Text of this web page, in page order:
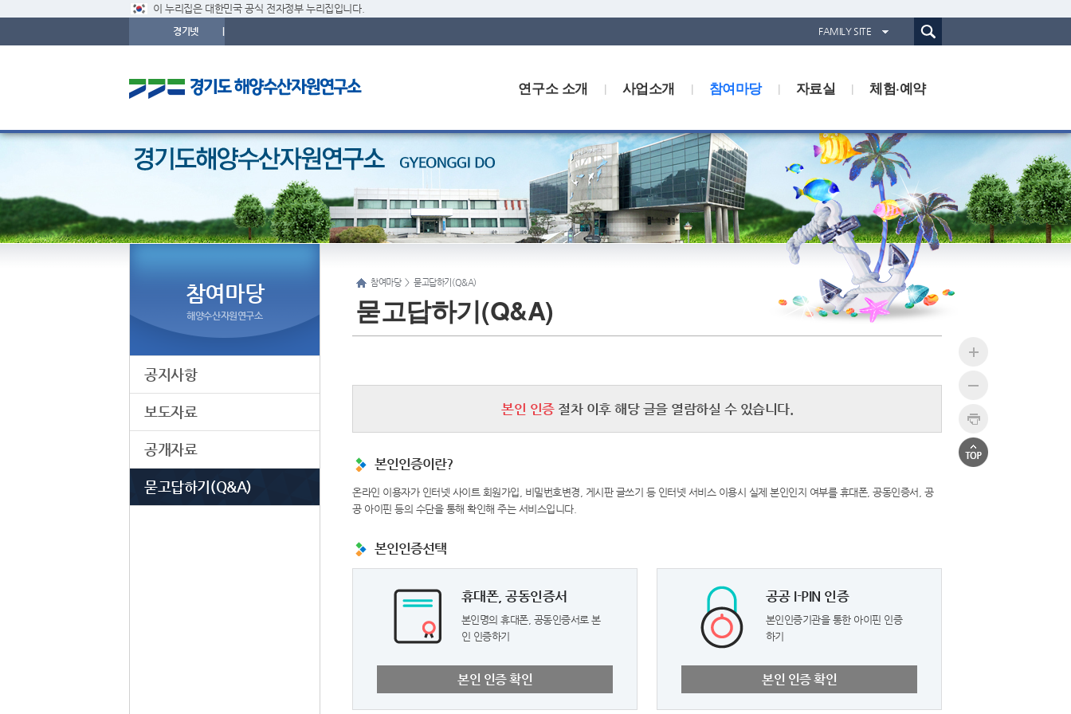
이 누리집은 대한민국 공식 전자정부 누리집입니다.
경기넷 FAMILY SITE
경기도동물위생시험소
경기해양수산자원연구소
통합검색(웹)
체험·예약
자료실
참여마당
사업소개
연구소 소개
참여마당 > 묻고답하기(Q&A)
묻고답하기(Q&A)
본인 인증절차 이후 해당 글을 열람하실 수 있습니다.
본인인증이란?
온라인 이용자가 인터넷 사이트 회원가입, 비밀번호변경, 게시판 글쓰기 등 인터넷 서비스 이용시 실제 본인인지 여부를 휴대폰, 공동인증서, 공
공 아이핀 등의 수단을 통해 확인해 주는 서비스입니다.
본인인증선택
휴대폰, 공동인증서
본인명의 휴대폰, 공동인증서로 본
인 인증하기
본인 인증 확인
공공 I-PIN 인증
본인인증기관을 통한 아이핀 인증
하기
본인 인증 확인
해양수산자원연구소
참여마당
공지사항
보도자료
공개자료
묻고답하기(Q&A)